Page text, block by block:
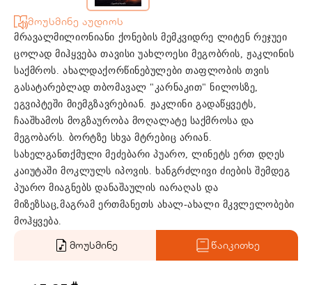
მრავალმილიონიანი ქონების მემკვიდრე ლიტენ რეჯუეი
ცოლად მიჰყვება თავისი უახლოესი მეგობრის, ჟაკლინის
საქმროს. ახალდაქორწინებულები თაფლობის თვის
გასატარებლად თბომავალ "კარნაკით" ნილოსზე,
ეგვიპტეში მიემგზავრებიან. ჟაკლინი გადაწყვეტს,
ჩააშხამოს მოგზაურობა მოღალატე საქმროსა და
მეგობარს. ბორტზე სხვა მტრებიც არიან.
სახელგანთქმული მეძებარი პუარო, ლინეტს ერთ დღეს
კაიუტაში მოკლულს იპოვის. ხანგრძლივი ძიების შემდეგ
პუარო მიაგნებს დანაშაულის იარაღას და
მიზეზსაც,მაგრამ ერთმანეთს ახალ-ახალი მკვლელობები
მოჰყვება.
მოუსმინე აუდიოს
მოუსმინე წაიკითხე